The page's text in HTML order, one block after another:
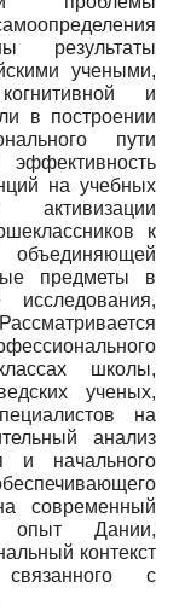
результаты
учеными,
и
в построении
пути
эффективность
на учебных
к
предметы в
школы,
ученых,
на
анализ
и начального
современный
опыт Дании,
контекст
с